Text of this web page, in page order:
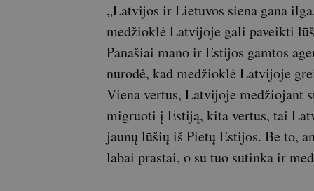
„Latvijos ir Lietuvos siena gana
medžioklė Latvijoje gali paveikti
Panašiai mano ir Estijos gamtos
nurodė, kad medžioklė Latvijoje
Viena vertus, Latvijoje medžiojant
migruoti į Estiją, kita vertus, tai
jaunų lūšių iš Pietų Estijos. Be to,
labai prastai, o su tuo sutinka ir